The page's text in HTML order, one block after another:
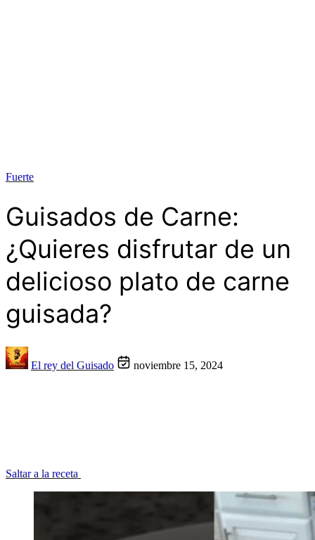
Fuerte
Guisados de Carne:
¿Quieres disfrutar de un
delicioso plato de carne
guisada?
El rey del Guisado noviembre 15, 2024
Saltar a la receta